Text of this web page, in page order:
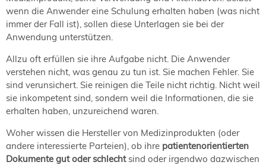
NORDIC TechKomm Kopenhagen
tekom-Jahrestagung 2026
Mitglied werden
Expertenrat
Stellenangebote
Stellengesuche
wenn die Anwender eine Schulung erhalten haben (was nicht
immer der Fall ist), sollen diese Unterlagen sie bei der
Anwendung unterstützen.
Allzu oft erfüllen sie ihre Aufgabe nicht. Die Anwender
verstehen nicht, was genau zu tun ist. Sie machen Fehler. Sie
sind verunsichert. Sie reinigen die Teile nicht richtig. Nicht weil
sie inkompetent sind, sondern weil die Informationen, die sie
erhalten haben, unzureichend waren.
Woher wissen die Hersteller von Medizinprodukten (oder
andere interessierte Parteien), ob ihre patientenorientierten
Dokumente gut oder schlechtsind oder irgendwo dazwischen